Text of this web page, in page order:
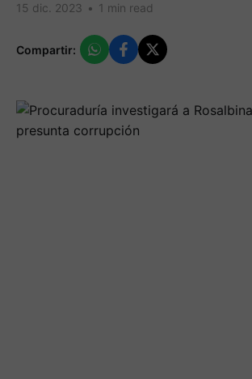
15 dic. 2023 • 1 min read
Compartir: